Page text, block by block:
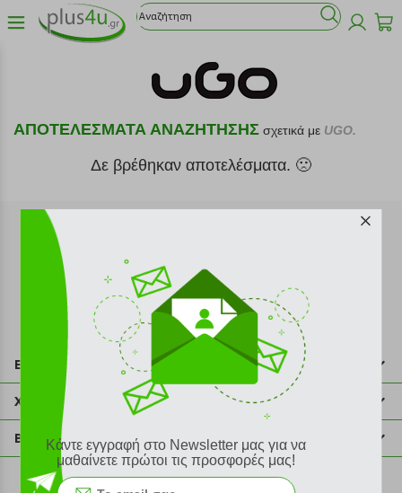
ΑΠΟΤΕΛΕΣΜΑΤΑ ΑΝΑΖΗΤΗΣΗΣ σχετικά με UGO.
Δε βρέθηκαν αποτελέσματα. 🙁
Εγγραφή στο newsletter
Επικοινωνία
211 2000 700
info@plus4u.gr
Χρήσιμες πληροφορίες
Η εταιρία
Σημεία παραλαβής
Ευκαιρίες καριέρας
Βοήθεια
Εξέλιξη παραγγελίας
Κάντε εγγραφή στο Newsletter μας για να
μαθαίνετε πρώτοι τις προσφορές μας!